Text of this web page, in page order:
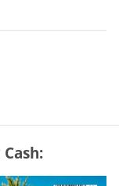
Förderung im